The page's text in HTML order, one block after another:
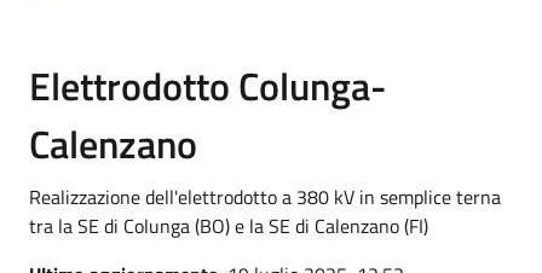
Elettrodotto Colunga-
Calenzano
Realizzazione dell'elettrodotto a 380 kV in semplice terna
tra la SE di Colunga (BO) e la SE di Calenzano (FI)